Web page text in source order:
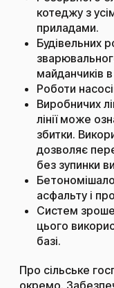
котеджу з
приладами.
Будівельних
майданчиків
Роботи
Виробничих
лінії може
збитки.
дозволяє
без зупинки
асфальту і
Систем
цього
базі.
Про сільське
окремо.